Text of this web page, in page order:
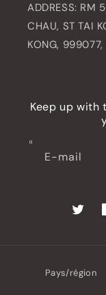
ADDRESS: RM
CHAU, ST TAI
KONG,
Keep up with
E-mail
Twitter
Pays/région